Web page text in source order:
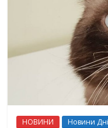
НОВИНИ Новини